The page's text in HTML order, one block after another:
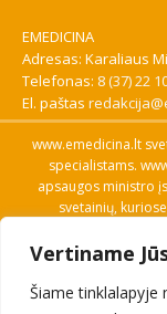
Vertiname
Šiame tinklalapyje
EMEDICINA
Adresas: Karaliaus
Telefonas: 8 (37) 22
El. paštas
www.emedicina.lt
specialistams.
apsaugos ministro
svetainių,
savo profesinę
pagalbos
priežiūros ar